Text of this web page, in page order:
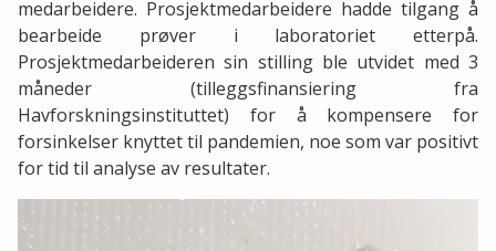
medarbeidere. Prosjektmedarbeidere hadde tilgang å
bearbeide prøver i laboratoriet etterpå.
Prosjektmedarbeideren sin stilling ble utvidet med 3
måneder (tilleggsfinansiering fra
Havforskningsinstituttet) for å kompensere for
forsinkelser knyttet til pandemien, noe som var positivt
for tid til analyse av resultater.